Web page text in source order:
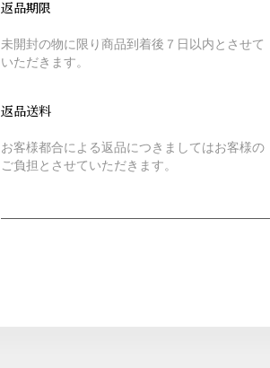
返品期限
未開封の物に限り商品到着後７日以内とさせて
いただきます。
返品送料
お客様都合による返品につきましてはお客様の
ご負担とさせていただきます。